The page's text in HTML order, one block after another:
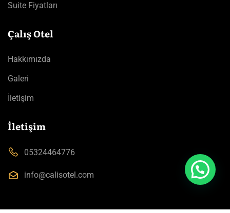
Suite Fiyatları
Çalış Otel
Hakkımızda
Galeri
İletişim
İletişim
05324464776
info@calisotel.com